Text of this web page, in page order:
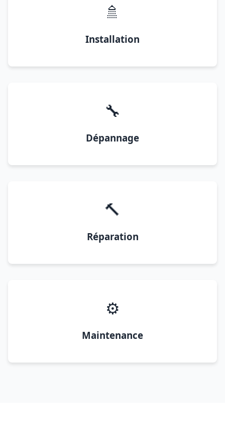
🚿
Installation
🔧
Dépannage
🔨
Réparation
⚙️
Maintenance